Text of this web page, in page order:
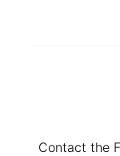
Contact the